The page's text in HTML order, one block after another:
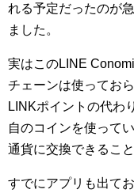
れる予定だったのが
ました。
実はこのLINE
チェーンは使ってお
LINKポイントの代わ
自のコインを使って
通貨に交換できるこ
すでにアプリも出て